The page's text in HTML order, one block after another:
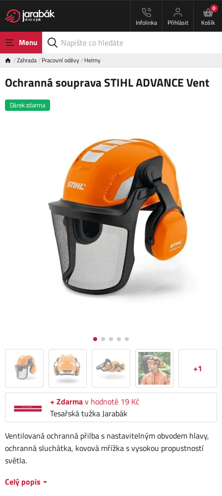
Infolinka Přihlásit
0
Košík
Menu
Zahrada Pracovní oděvy Helmy
Ochranná souprava STIHL ADVANCE Vent
Dárek zdarma
+1
+ Zdarmav hodnotě 19 Kč
Tesařská tužka Jarabák
Ventilovaná ochranná přilba s nastavitelným obvodem hlavy,
ochranná sluchátka, kovová mřížka s vysokou propustností
světla.
Celý popis